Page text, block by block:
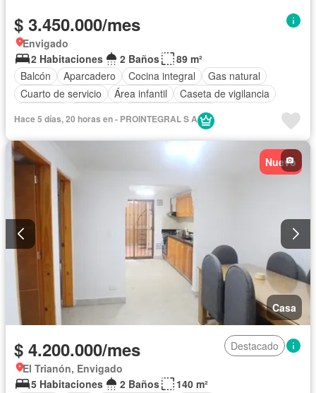
$ 3.450.000/mes
Envigado
2 Habitaciones
2 Baños
89 m²
Balcón
Aparcadero Cocina integral
Gas natural
Cuarto de servicio
Área infantil
Caseta de vigilancia
Seguridad privada
Hace 5 días, 20 horas en - PROINTEGRAL S A
Nuevo
Casa
$ 4.200.000/mes
Destacado
El Trianón, Envigado
5 Habitaciones
2 Baños
140 m²